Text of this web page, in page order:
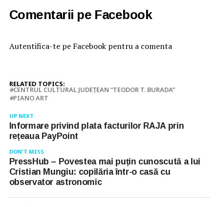
Comentarii pe Facebook
Autentifica-te pe Facebook pentru a comenta
RELATED TOPICS:
CENTRUL CULTURAL JUDEȚEAN “TEODOR T. BURADA”
PIANO ART
UP NEXT
Informare privind plata facturilor RAJA prin
rețeaua PayPoint
DON'T MISS
PressHub – Povestea mai puțin cunoscută a lui
Cristian Mungiu: copilăria într-o casă cu
observator astronomic